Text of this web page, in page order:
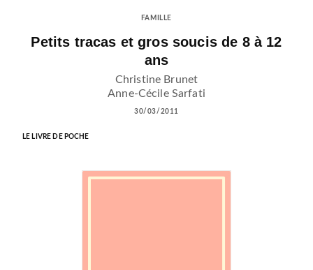
FAMILLE
Petits tracas et gros soucis de 8 à 12
ans
Christine Brunet
Anne-Cécile Sarfati
30/03/2011
LE LIVRE DE POCHE